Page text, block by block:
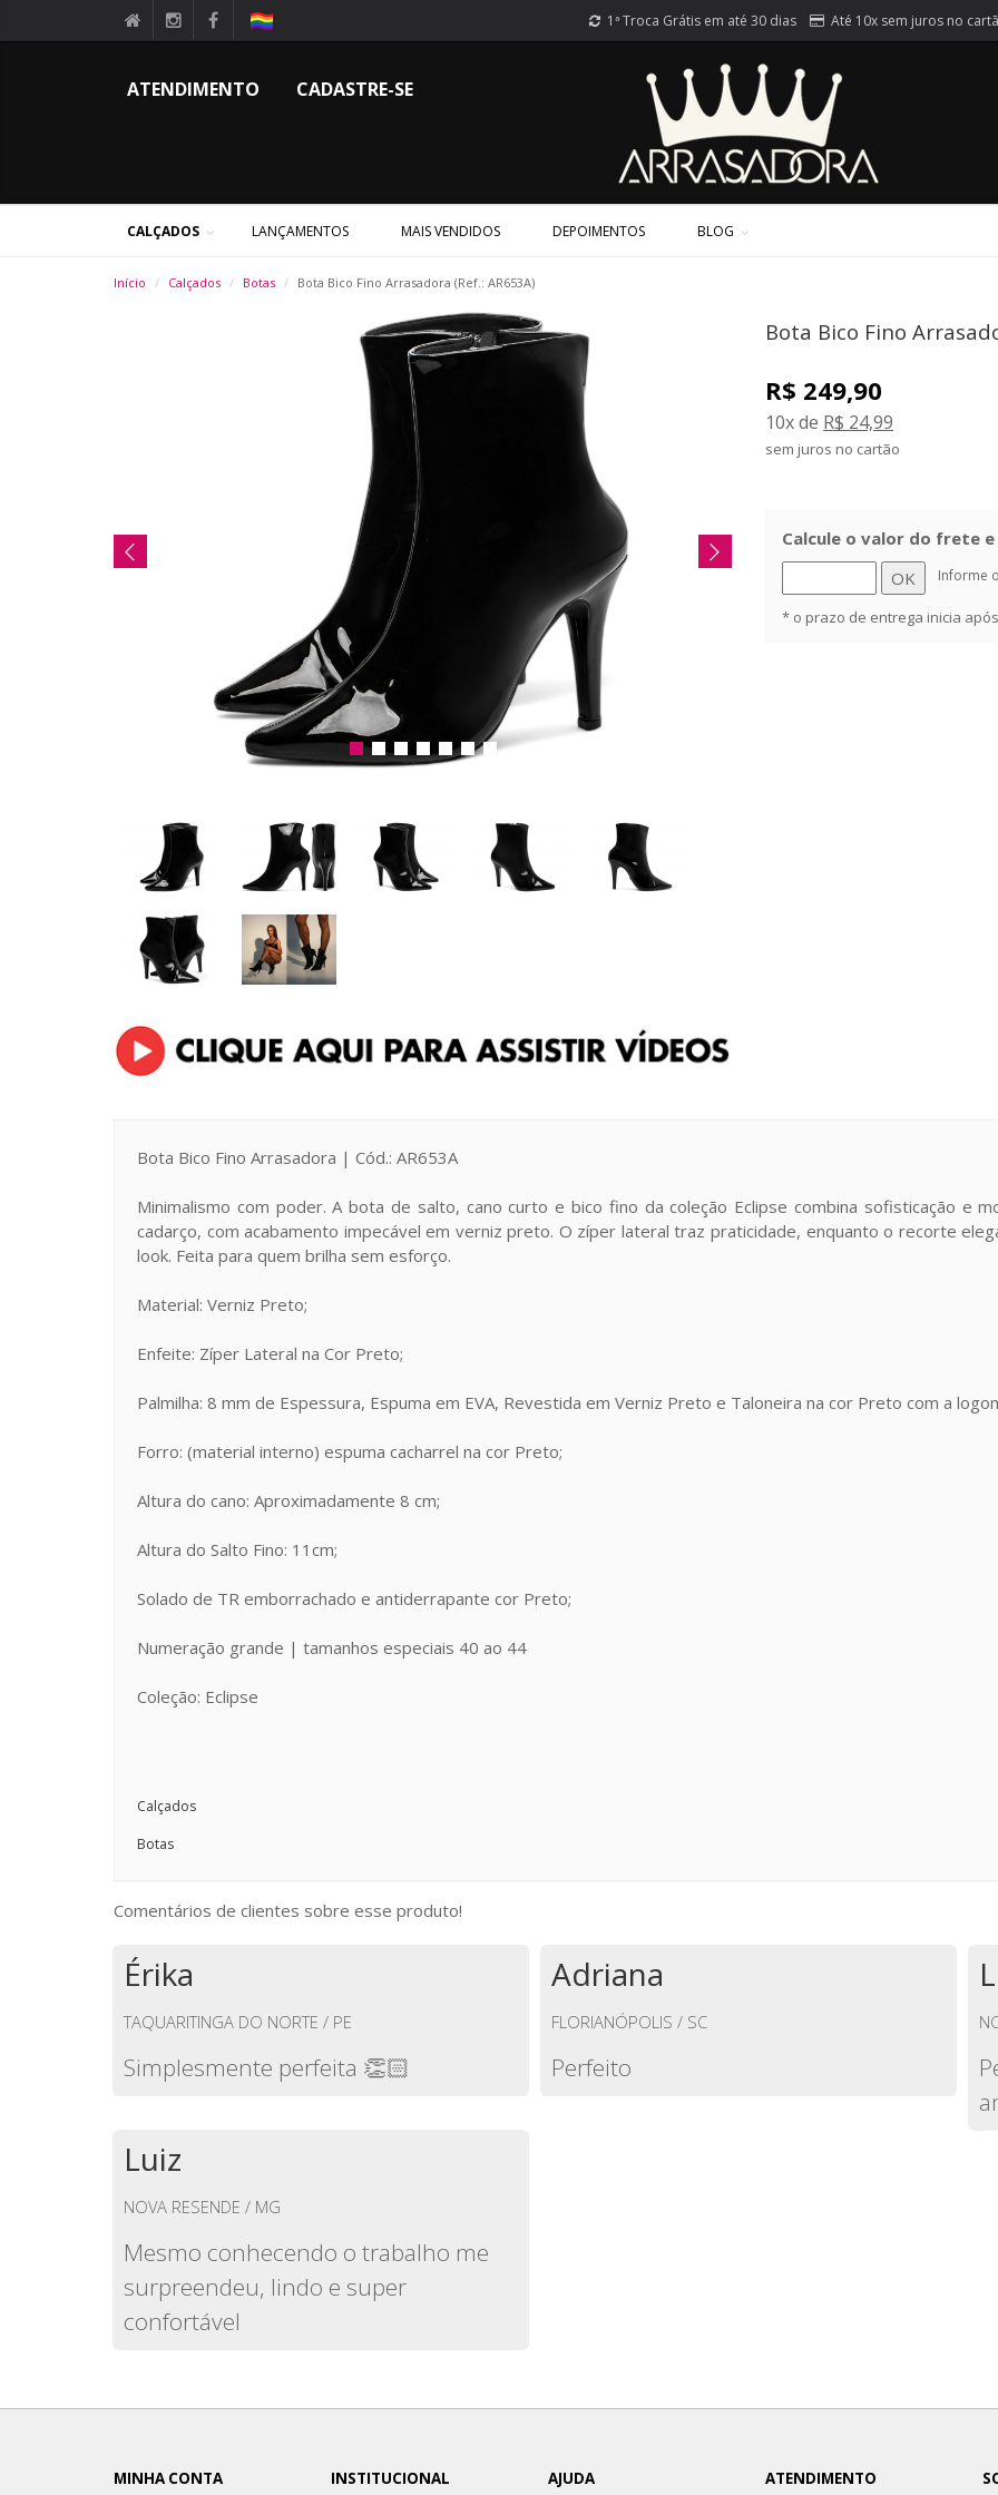
1ª Troca Grátis em até 30 dias Até 10x sem juros no
ATENDIMENTO CADASTRE-SE
CALÇADOS LANÇAMENTOS MAIS VENDIDOS DEPOIMENTOS BLOG
Início Calçados Botas Bota Bico Fino Arrasadora (Ref.: AR653A)
Bota Bico Fino
R$ 249,90
10x de R$ 24,99
sem juros no cartão
Calcule o valor do frete
Informe
* o prazo de entrega inicia
Bota Bico Fino Arrasadora | Cód.: AR653A
Minimalismo com poder. A bota de salto, cano curto e bico fino da coleção Eclipse combina sofisticação e
cadarço, com acabamento impecável em verniz preto. O zíper lateral traz praticidade, enquanto o recorte
look. Feita para quem brilha sem esforço.
Material: Verniz Preto;
Enfeite: Zíper Lateral na Cor Preto;
Palmilha: 8 mm de Espessura, Espuma em EVA, Revestida em Verniz Preto e Taloneira na cor Preto com a
Forro: (material interno) espuma cacharrel na cor Preto;
Altura do cano: Aproximadamente 8 cm;
Altura do Salto Fino: 11cm;
Solado de TR emborrachado e antiderrapante cor Preto;
Numeração grande | tamanhos especiais 40 ao 44
Coleção: Eclipse
Calçados
Botas
Comentários de clientes sobre esse produto!
Érika
TAQUARITINGA DO NORTE / PE
Simplesmente perfeita 👏🏻
Adriana
FLORIANÓPOLIS / SC
Perfeito
Luiz
NOVA RESENDE / MG
Mesmo conhecendo o trabalho me
surpreendeu, lindo e super
confortável
MINHA CONTA
INSTITUCIONAL
AJUDA
ATENDIMENTO